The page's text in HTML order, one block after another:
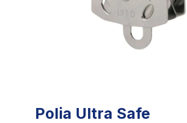
Polia Ultra Safe